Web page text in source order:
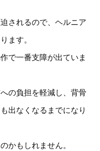
されるので、ヘルニア
ます。
で一番支障が出ていま
の負担を軽減し、背骨
出なくなるまでになり
かもしれません。